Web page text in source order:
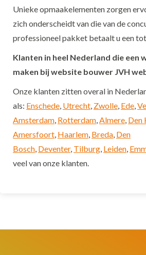
Unieke opmaakelementen zorgen
zich onderscheidt van die van de
professioneel pakket betaalt u een
Klanten in heel Nederland die een
maken bij website bouwer JVH
Onze klanten zitten overal in
als: Enschede, Utrecht, Zwolle, Ede,
Amsterdam, Rotterdam,Almere, Den
Amersfoort, Haarlem, Breda, Den
Bosch, Deventer, Tilburg, Leiden,
veel van onze klanten.